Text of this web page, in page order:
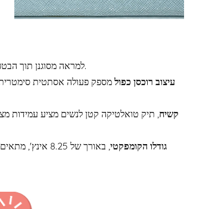
משלב גוף עור PU למראה מסוגנן תוך הבטחת פרטיות, עם חלון עליון שקוף לגישה מהירה וקלה לפריטים.
עיצוב רוכסן כפולמספק פעולה אסתטית
עשוי מעור PU קשיח , תיק טואלטיקה קטן לנשים מציע עמידות
גודלו הקומפקטי
, באורך של